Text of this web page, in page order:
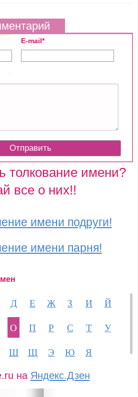
E-mail*
толкование имени?
все о них!!
имени подруги!
имени парня!
Д Е Ж З И
Й
О П Р С Т
У
Ш Щ Э Ю Я
на Яндекс.Дзен